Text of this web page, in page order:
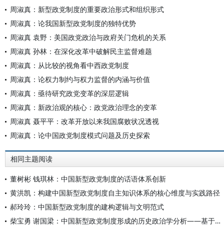
周淑真：新型政党制度的重要政治形式和组织形式
周淑真：论我国新型政党制度的独特优势
周淑真 袁野：美国政党政治与政府关门危机的关系
周淑真 孙林：在深化改革中破解民主监督难题
周淑真：从比较的视角看中西政党制度
周淑真：论权力制约与权力监督的内涵与价值
周淑真：亟待研究政党变革的深层逻辑
周淑真：新政治观的核心：政党政治理念的变革
周淑真 聂平平：改革开放以来我国腐败状况透视
周淑真：论中国政党制度模式问题及历史探索
相同主题阅读
董树彬 钱琪林：中国新型政党制度的话语体系创新
黄洪凯：构建中国新型政党制度自主知识体系的核心维度与实践路径
郝玲玲：中国新型政党制度的建构逻辑与文明范式
柴宝勇 谢国梁：中国新型政党制度形成的历史政治学分析——基于制度—文化的互动框架